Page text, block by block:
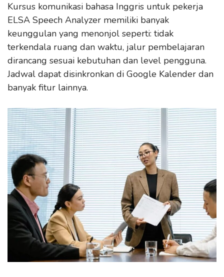
Kursus komunikasi bahasa Inggris untuk pekerja
ELSA Speech Analyzer memiliki banyak
keunggulan yang menonjol seperti: tidak
terkendala ruang dan waktu, jalur pembelajaran
dirancang sesuai kebutuhan dan level pengguna.
Jadwal dapat disinkronkan di Google Kalender dan
banyak fitur lainnya.